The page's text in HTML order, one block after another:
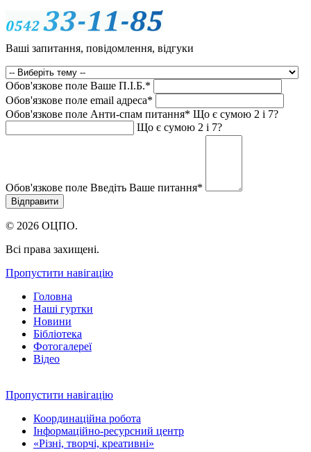
Ваші запитання, повідомлення, відгуки
Обов'язкове поле Ваше П.I.Б.*
Обов'язкове поле email адреса*
Обов'язкове поле Анти-спам питання* Що є сумою 2 і 7?
Що є сумою 2 і 7?
Обов'язкове поле Введіть Ваше питання*
© 2026 ОЦПО.
Всі права захищені.
Пропустити навігацію
Головна
Наші гуртки
Новини
Бібліотека
Фотогалереї
Відео
Пропустити навігацію
Координаційна робота
Інформаційно-ресурсний центр
«Різні, творчі, креативні»